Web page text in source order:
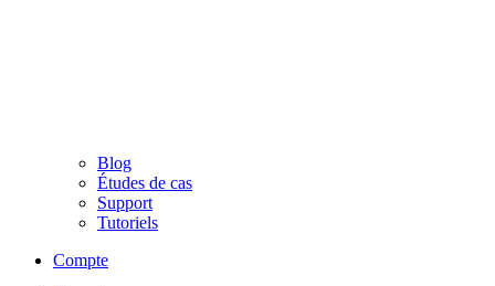
Blog
Études de cas
Support
Tutoriels
Compte